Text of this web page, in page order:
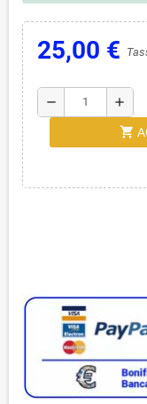
25,00 €
remove add
shopping_cart